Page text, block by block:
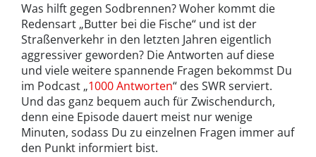
Was hilft gegen Sodbrennen? Woher kommt die
Redensart „Butter bei die Fische“ und ist der
Straßenverkehr in den letzten Jahren eigentlich
aggressiver geworden? Die Antworten auf diese
und viele weitere spannende Fragen bekommst Du
im Podcast „1000 Antworten“ des SWR serviert.
Und das ganz bequem auch für Zwischendurch,
denn eine Episode dauert meist nur wenige
Minuten, sodass Du zu einzelnen Fragen immer auf
den Punkt informiert bist.